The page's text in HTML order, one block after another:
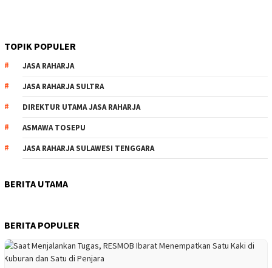
TOPIK POPULER
JASA RAHARJA
JASA RAHARJA SULTRA
DIREKTUR UTAMA JASA RAHARJA
ASMAWA TOSEPU
JASA RAHARJA SULAWESI TENGGARA
BERITA UTAMA
BERITA POPULER